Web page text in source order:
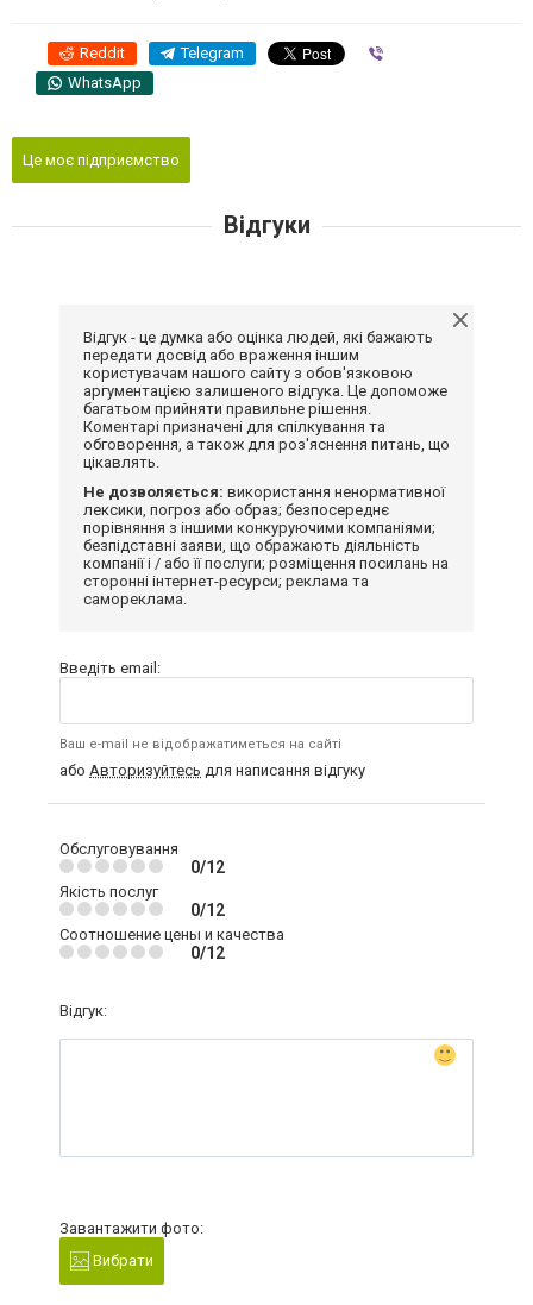
Reddit Telegram
WhatsApp
Це моє підприємство
Відгуки
Відгук - це думка або оцінка людей, які бажають
передати досвід або враження іншим
користувачам нашого сайту з обов'язковою
аргументацією залишеного відгука. Це допоможе
багатьом прийняти правильне рішення.
Коментарі призначені для спілкування та
обговорення, а також для роз'яснення питань, що
цікавлять.
Не дозволяється: використання ненормативної
лексики, погроз або образ; безпосереднє
порівняння з іншими конкуруючими компаніями;
безпідставні заяви, що ображають діяльність
компанії і / або її послуги; розміщення посилань на
сторонні інтернет-ресурси; реклама та
самореклама.
Введіть email:
Ваш e-mail не відображатиметься на сайті
або Авторизуйтесь для написання відгуку
Обслуговування
0/12
Якість послуг
0/12
Соотношение цены и качества
0/12
Відгук:
Завантажити фото:
Вибрати